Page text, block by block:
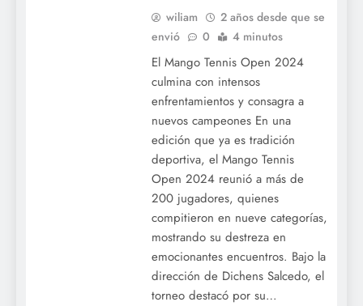
wiliam
2 años desde que se
envió
0 4 minutos
El Mango Tennis Open 2024
culmina con intensos
enfrentamientos y consagra a
nuevos campeones En una
edición que ya es tradición
deportiva, el Mango Tennis
Open 2024 reunió a más de
200 jugadores, quienes
compitieron en nueve categorías,
mostrando su destreza en
emocionantes encuentros. Bajo la
dirección de Dichens Salcedo, el
torneo destacó por su…